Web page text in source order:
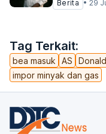
Tag Terkait:
bea masuk AS
impor minyak dan gas
Berita • 29